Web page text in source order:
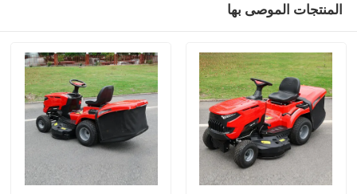
المنتجات الموصى بها